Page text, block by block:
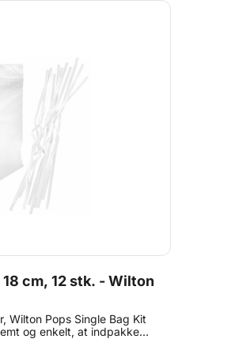
cm, 12 stk. - Wilton
Wilton Pops Single Bag Kit
og enkelt, at indpakke